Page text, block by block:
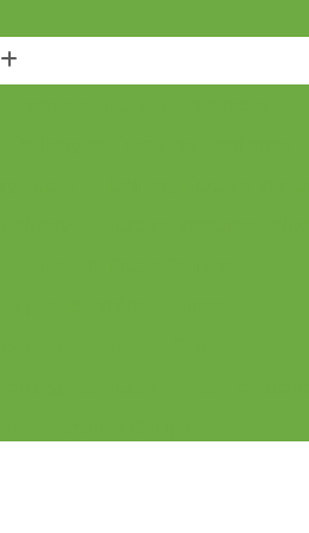
Escritórios Campinas